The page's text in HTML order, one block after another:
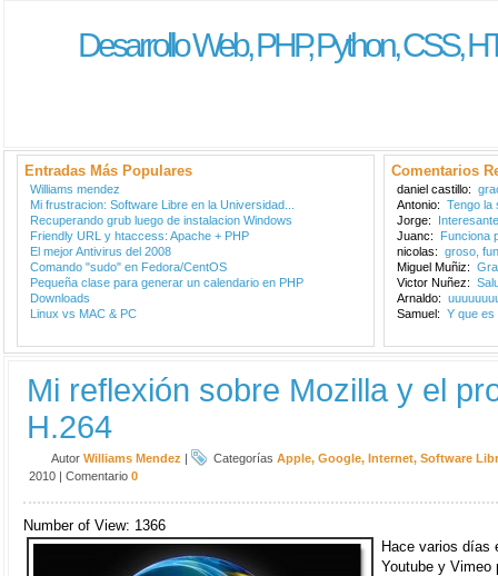
Desarrollo Web, PHP, Python, CSS,
Entradas Más Populares
Williams mendez
Mi frustracion: Software Libre en la Universidad...
Recuperando grub luego de instalacion Windows
Friendly URL y htaccess: Apache + PHP
El mejor Antivirus del 2008
Comando "sudo" en Fedora/CentOS
Pequeña clase para generar un calendario en PHP
Downloads
Linux vs MAC & PC
Comentarios
daniel castillo:
Antonio: Tengo la
Jorge:
Juanc: Funciona
nicolas: groso,
Miguel Muñiz:
Victor Nuñez:
Arnaldo:
Samuel: Y que es
Mi reflexión sobre Mozilla y el
H.264
Autor Williams Mendez | Categorías Apple, Google, Internet, Software
2010 | Comentario 0
Number of View: 1366
Hace varios días
Youtube y Vimeo